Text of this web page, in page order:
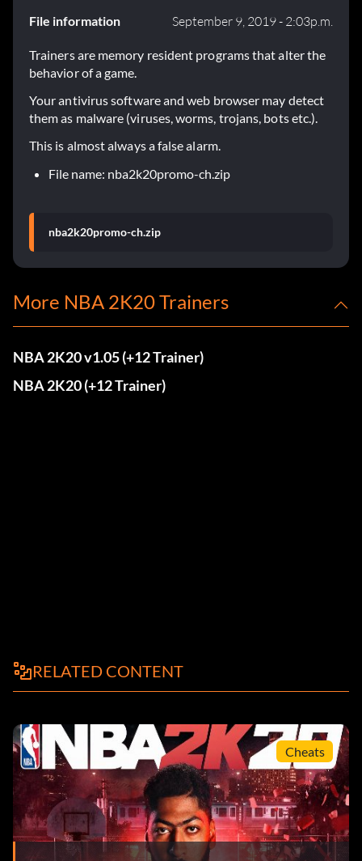
File information September 9, 2019 - 2:03p.m.
Trainers are memory resident programs that alter the
behavior of a game.
Your antivirus software and web browser may detect
them as malware (viruses, worms, trojans, bots etc.).
This is almost always a false alarm.
File name: nba2k20promo-ch.zip
nba2k20promo-ch.zip
More NBA 2K20 Trainers
NBA 2K20 v1.05 (+12 Trainer)
NBA 2K20 (+12 Trainer)
RELATED CONTENT
Cheats